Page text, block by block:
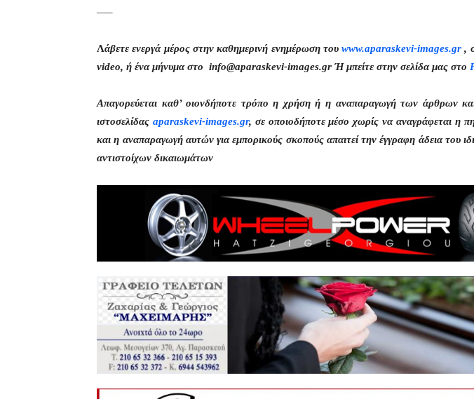
—–
Λάβετε ενεργά μέρος στην καθημερινή ενημέρωση τουwww.aparaskevi-images.gr ,
video, ή ένα μήνυμα στο info@aparaskevi-images.gr Ή μπείτε στην σελίδα μας στο
Απαγορεύεται καθ’ οιονδήποτε τρόπο η χρήση ή η αναπαραγωγή των άρθρων
ιστοσελίδας aparaskevi-images.gr, σε οποιοδήποτε μέσο χωρίς να αναγράφεται η
και η αναπαραγωγή αυτών για εμπορικούς σκοπούς απαιτεί την έγγραφη άδεια του
αντιστοίχων δικαιωμάτων